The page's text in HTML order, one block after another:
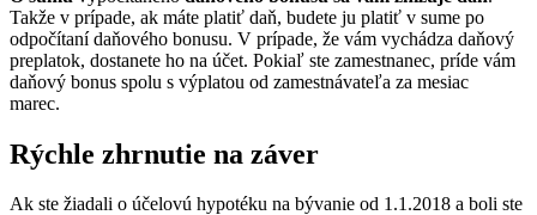
Takže v prípade, ak máte platiť daň, budete ju platiť v sume po
odpočítaní daňového bonusu. V prípade, že vám vychádza daňový
preplatok, dostanete ho na účet. Pokiaľ ste zamestnanec, príde vám
daňový bonus spolu s výplatou od zamestnávateľa za mesiac
marec.
Rýchle zhrnutie na záver
Ak ste žiadali o účelovú hypotéku na bývanie od 1.1.2018 a boli ste